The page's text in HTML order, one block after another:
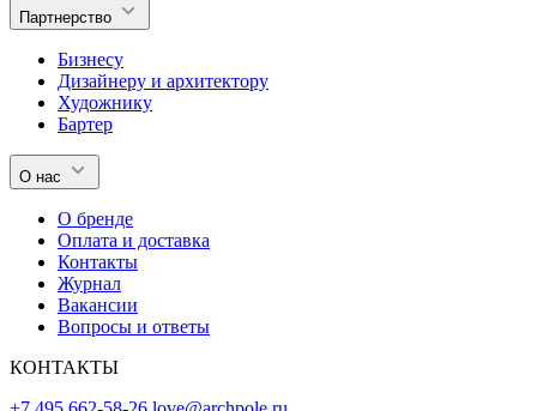
Партнерство
Бизнесу
Дизайнеру и архитектору
Художнику
Бартер
О нас
О бренде
Оплата и доставка
Контакты
Журнал
Вакансии
Вопросы и ответы
КОНТАКТЫ